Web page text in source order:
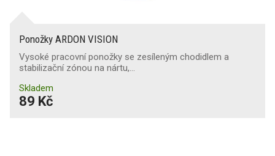
Ponožky ARDON VISION
Vysoké pracovní ponožky se zesíleným chodidlem a
stabilizační zónou na nártu,…
Skladem
89 Kč